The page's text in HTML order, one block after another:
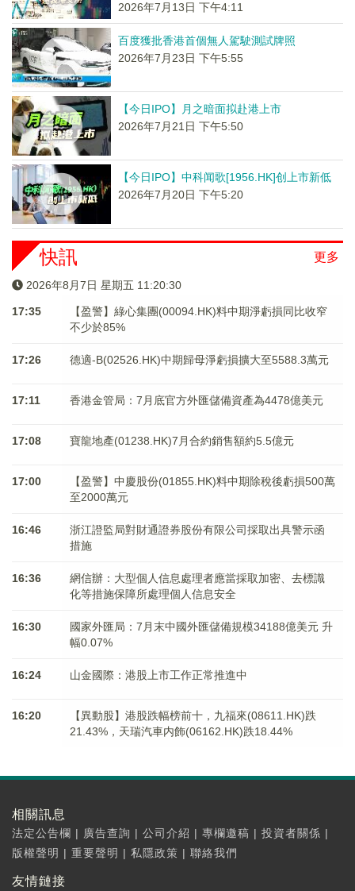
2026年7月13日 下午4:11
百度獲批香港首個無人駕駛測試牌照
2026年7月23日 下午5:55
【今日IPO】月之暗面拟赴港上市
2026年7月21日 下午5:50
【今日IPO】中科闻歌[1956.HK]创上市新低
2026年7月20日 下午5:20
更多
快訊
2026年8月7日 星期五 11:20:30
17:35
【盈警】綠心集團(00094.HK)料中期淨虧損同比收窄
不少於85%
17:26 德適-B(02526.HK)中期歸母淨虧損擴大至5588.3萬元
17:11 香港金管局：7月底官方外匯儲備資產為4478億美元
17:08 寶龍地產(01238.HK)7月合約銷售額約5.5億元
17:00
【盈警】中慶股份(01855.HK)料中期除稅後虧損500萬
至2000萬元
16:46
浙江證監局對財通證券股份有限公司採取出具警示函
措施
16:36
網信辦：大型個人信息處理者應當採取加密、去標識
化等措施保障所處理個人信息安全
16:30
國家外匯局：7月末中國外匯儲備規模34188億美元 升
幅0.07%
16:24 山金國際：港股上市工作正常推進中
16:20
【異動股】港股跌幅榜前十，九福來(08611.HK)跌
21.43%，天瑞汽車内飾(06162.HK)跌18.44%
相關訊息
法定公告欄 | 廣告查詢 | 公司介紹 | 專欄邀稿 | 投資者關係 |
版權聲明 | 重要聲明 | 私隱政策 | 聯絡我們
友情鏈接